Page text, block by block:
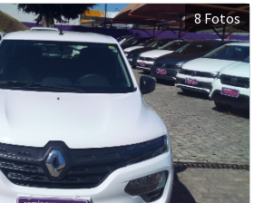
8 Fotos